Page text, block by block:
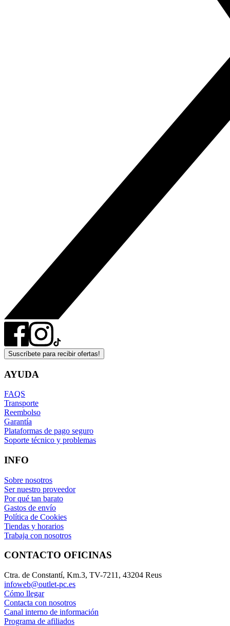
Suscríbete para recibir ofertas!
AYUDA
FAQS
Transporte
Reembolso
Garantía
Plataformas de pago seguro
Soporte técnico y problemas
INFO
Sobre nosotros
Ser nuestro proveedor
Por qué tan barato
Gastos de envío
Política de Cookies
Tiendas y horarios
Trabaja con nosotros
CONTACTO OFICINAS
Ctra. de Constantí, Km.3, TV-7211, 43204 Reus
infoweb@outlet-pc.es
Cómo llegar
Contacta con nosotros
Canal interno de información
Programa de afiliados